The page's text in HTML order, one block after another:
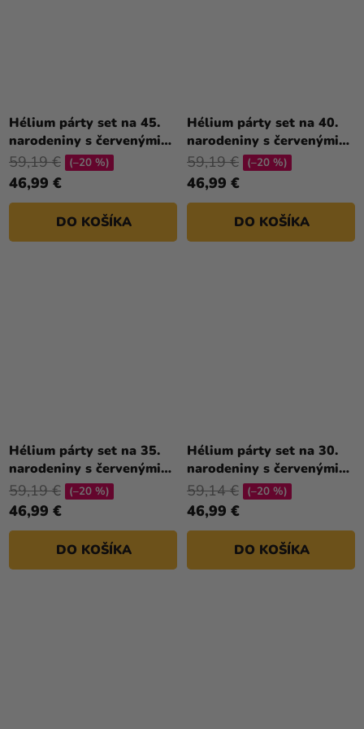
Hélium párty set na 45.
narodeniny s červenými
balónmi
46,99 €
59,19 € (–20 %)
DO KOŠÍKA
Hélium párty set na 40.
narodeniny s červenými
balónmi
46,99 €
59,19 € (–20 %)
DO KOŠÍKA
Hélium párty set na 35.
narodeniny s červenými
balónmi
46,99 €
59,19 € (–20 %)
DO KOŠÍKA
Hélium párty set na 30.
narodeniny s červenými
balónmi
46,99 €
59,14 € (–20 %)
DO KOŠÍKA